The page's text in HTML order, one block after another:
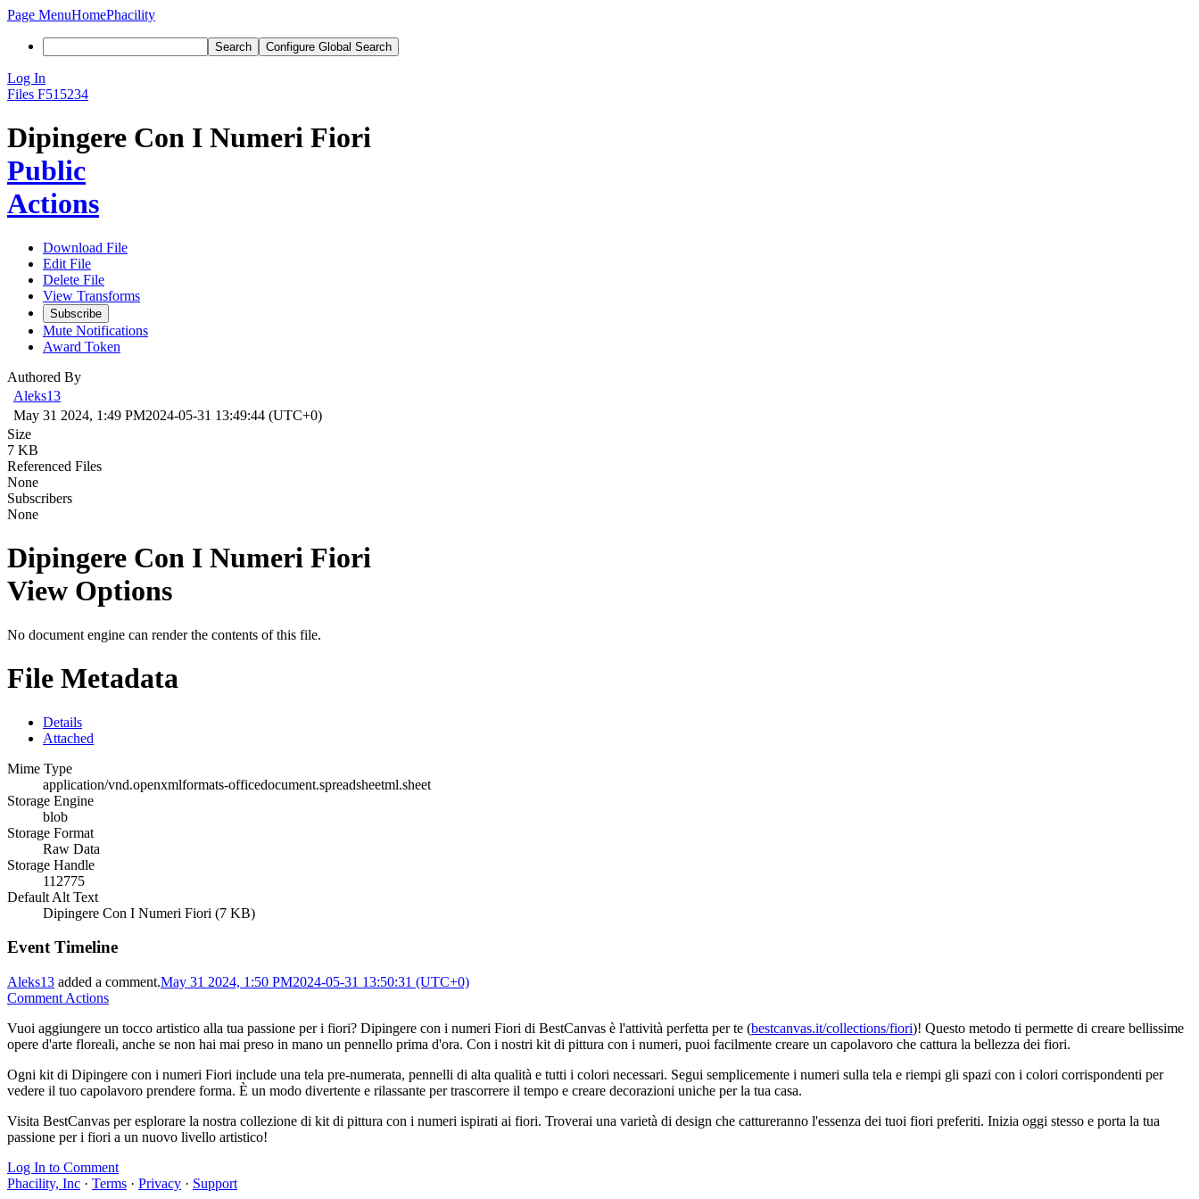
Page MenuHomePhacility
Search Configure Global Search
Log In
Files F515234
Dipingere Con I Numeri Fiori
Public
Actions
Download File
Edit File
Delete File
View Transforms
Subscribe
Mute Notifications
Award Token
Authored By
Aleks13
May 31 2024, 1:49 PM2024-05-31 13:49:44 (UTC+0)
Size
7 KB
Referenced Files
None
Subscribers
None
Dipingere Con I Numeri Fiori
View Options
No document engine can render the contents of this file.
File Metadata
Details
Attached
Mime Type
application/vnd.openxmlformats-officedocument.spreadsheetml.sheet
Storage Engine
blob
Storage Format
Raw Data
Storage Handle
112775
Default Alt Text
Dipingere Con I Numeri Fiori (7 KB)
Event Timeline
Aleks13 added a comment.May 31 2024, 1:50 PM2024-05-31 13:50:31 (UTC+0)
Comment Actions
Vuoi aggiungere un tocco artistico alla tua passione per i fiori? Dipingere con i numeri Fiori di BestCanvas è l'attività perfetta per te (bestcanvas.it/collections/fiori)! Questo metodo ti permette di creare bellissime
opere d'arte floreali, anche se non hai mai preso in mano un pennello prima d'ora. Con i nostri kit di pittura con i numeri, puoi facilmente creare un capolavoro che cattura la bellezza dei fiori.
Ogni kit di Dipingere con i numeri Fiori include una tela pre-numerata, pennelli di alta qualità e tutti i colori necessari. Segui semplicemente i numeri sulla tela e riempi gli spazi con i colori corrispondenti per
vedere il tuo capolavoro prendere forma. È un modo divertente e rilassante per trascorrere il tempo e creare decorazioni uniche per la tua casa.
Visita BestCanvas per esplorare la nostra collezione di kit di pittura con i numeri ispirati ai fiori. Troverai una varietà di design che cattureranno l'essenza dei tuoi fiori preferiti. Inizia oggi stesso e porta la tua
passione per i fiori a un nuovo livello artistico!
Log In to Comment
Phacility, Inc · Terms · Privacy · Support